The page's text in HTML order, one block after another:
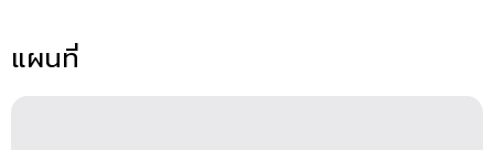
แผนที่